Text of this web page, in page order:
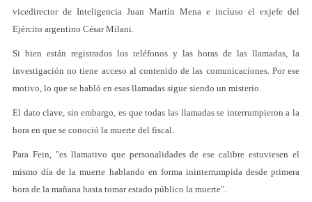
vicedirector de Inteligencia Juan Martín Mena e incluso el exjefe del
Ejército argentino César Milani.
Si bien están registrados los teléfonos y las horas de las llamadas, la
investigación no tiene acceso al contenido de las comunicaciones. Por ese
motivo, lo que se habló en esas llamadas sigue siendo un misterio.
El dato clave, sin embargo, es que todas las llamadas se interrumpieron a la
hora en que se conoció la muerte del fiscal.
Para Fein, "es llamativo que personalidades de ese calibre estuviesen el
mismo día de la muerte hablando en forma ininterrumpida desde primera
hora de la mañana hasta tomar estado público la muerte".